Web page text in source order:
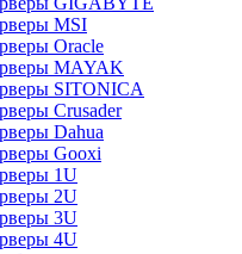
MSI
Oracle
MAYAK
SITONICA
Crusader
Dahua
Gooxi
1U
2U
3U
4U